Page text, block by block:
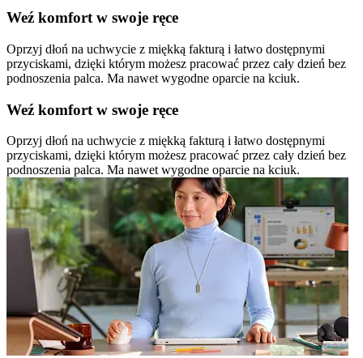
Weź komfort w swoje ręce
Oprzyj dłoń na uchwycie z miękką fakturą i łatwo dostępnymi
przyciskami, dzięki którym możesz pracować przez cały dzień bez
podnoszenia palca. Ma nawet wygodne oparcie na kciuk.
Weź komfort w swoje ręce
Oprzyj dłoń na uchwycie z miękką fakturą i łatwo dostępnymi
przyciskami, dzięki którym możesz pracować przez cały dzień bez
podnoszenia palca. Ma nawet wygodne oparcie na kciuk.